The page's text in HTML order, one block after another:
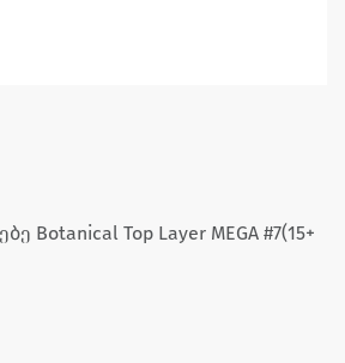
Botanical Top Layer MEGA #7(15+